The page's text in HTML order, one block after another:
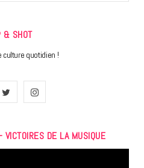
& SHOT
culture quotidien !
i
I
s DE LA MUSIQUE